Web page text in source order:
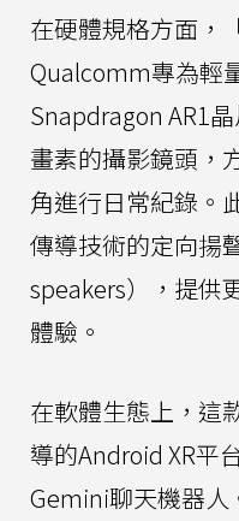
在硬體規格方面，
Qualcomm專為輕
Snapdragon AR1
畫素的攝影鏡頭，
角進行日常紀錄。
傳導技術的定向揚
speakers），提供
體驗。
在軟體生態上，這
導的Android XR平
Gemini聊天機器人